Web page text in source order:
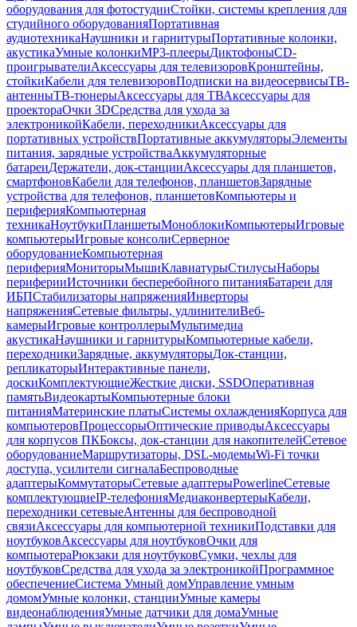
оборудования для фотостудииСтойки, системы крепления для
студийного оборудованияПортативная
аудиотехникаНаушники и гарнитурыПортативные колонки,
акустикаУмные колонкиMP3-плеерыДиктофоныCD-
проигрывателиАксессуары для телевизоровКронштейны,
стойкиКабели для телевизоровПодписки на видеосервисыТВ-
антенныТВ-тюнерыАксессуары для ТВАксессуары для
проектораОчки 3DСредства для ухода за
электроникойКабели, переходникиАксессуары для
портативных устройствПортативные аккумуляторыЭлементы
питания, зарядные устройстваАккумуляторные
батареиДержатели, док-станцииАксессуары для планшетов,
смартфоновКабели для телефонов, планшетовЗарядные
устройства для телефонов, планшетовКомпьютеры и
периферияКомпьютерная
техникаНоутбукиПланшетыМоноблокиКомпьютерыИгровые
компьютерыИгровые консолиСерверное
оборудованиеКомпьютерная
периферияМониторыМышиКлавиатурыСтилусыНаборы
периферииИсточники бесперебойного питанияБатареи для
ИБПСтабилизаторы напряженияИнверторы
напряженияСетевые фильтры, удлинителиВеб-
камерыИгровые контроллерыМультимедиа
акустикаНаушники и гарнитурыКомпьютерные кабели,
переходникиЗарядные, аккумуляторыДок-станции,
репликаторыИнтерактивные панели,
доскиКомплектующиеЖесткие диски, SSDОперативная
памятьВидеокартыКомпьютерные блоки
питанияМатеринские платыСистемы охлажденияКорпуса для
компьютеровПроцессорыОптические приводыАксессуары
для корпусов ПКБоксы, док-станции для накопителейСетевое
оборудованиеМаршрутизаторы, DSL-модемыWi-Fi точки
доступа, усилители сигналаБеспроводные
адаптерыКоммутаторыСетевые адаптерыPowerlineСетевые
комплектующиеIP-телефонияМедиаконвертерыКабели,
переходники сетевыеАнтенны для беспроводной
связиАксессуары для компьютерной техникиПодставки для
ноутбуковАксессуары для ноутбуковОчки для
компьютераРюкзаки для ноутбуковСумки, чехлы для
ноутбуковСредства для ухода за электроникойПрограммное
обеспечениеСистема Умный домУправление умным
домомУмные колонки, станцииУмные камеры
видеонаблюденияУмные датчики для домаУмные